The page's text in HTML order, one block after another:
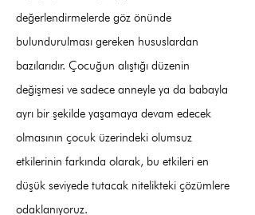
değerlendirmelerde göz önünde
bulundurulması gereken hususlardan
bazılarıdır. Çocuğun alıştığı düzenin
değişmesi ve sadece anneyle ya da babayla
ayrı bir şekilde yaşamaya devam edecek
olmasının çocuk üzerindeki olumsuz
etkilerinin farkında olarak, bu etkileri en
düşük seviyede tutacak nitelikteki çözümlere
odaklanıyoruz.